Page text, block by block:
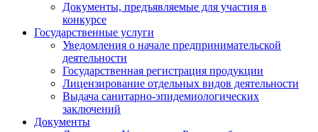
Документы, предъявляемые для участия в
конкурсе
Государственные услуги
Уведомления о начале предпринимательской
деятельности
Государственная регистрация продукции
Лицензирование отдельных видов деятельности
Выдача санитарно-эпидемиологических
заключений
Документы